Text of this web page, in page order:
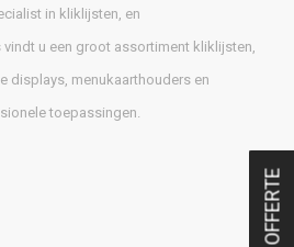
in kliklijsten, en
u een groot assortiment kliklijsten,
displays, menukaarthouders en
toepassingen.
OFFERTE